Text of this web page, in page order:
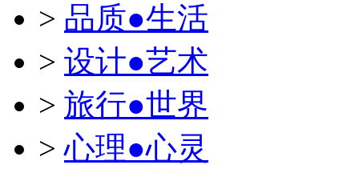
> 品质●生活
> 设计●艺术
> 旅行●世界
>心理●心灵